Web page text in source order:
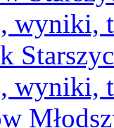
wyniki,
wyniki,